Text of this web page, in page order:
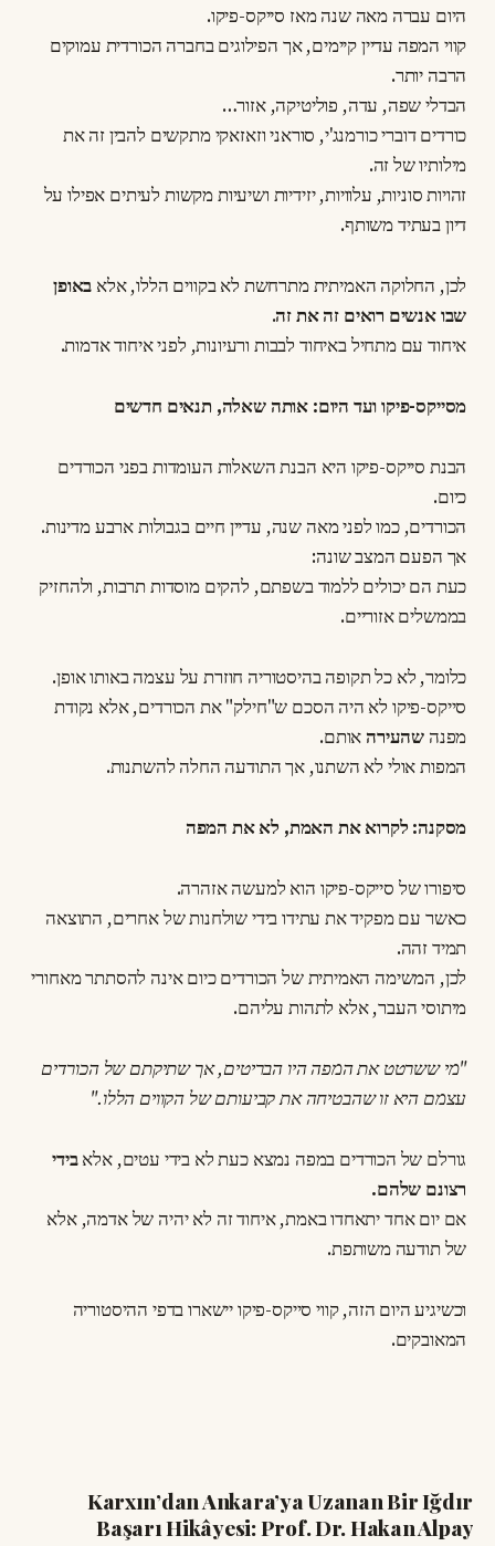
היום עברה מאה שנה מאז סייקס-פיקו.
קווי המפה עדיין קיימים, אך הפילוגים בחברה הכורדית עמוקים
הרבה יותר.
הבדלי שפה, עדה, פוליטיקה, אזור…
כורדים דוברי כורמנג'י, סוראני וזאזאקי מתקשים להבין זה את
מילותיו של זה.
זהויות סוניות, עלוויות, יזידיות ושיעיות מקשות לעיתים אפילו על
דיון בעתיד משותף.
לכן, החלוקה האמיתית מתרחשת לא בקווים הללו, אלא באופן
שבו אנשים רואים זה את זה.
איחוד עם מתחיל באיחוד לבבות ורעיונות, לפני איחוד אדמות.
מסייקס-פיקו ועד היום: אותה שאלה, תנאים חדשים
הבנת סייקס-פיקו היא הבנת השאלות העומדות בפני הכורדים
כיום.
הכורדים, כמו לפני מאה שנה, עדיין חיים בגבולות ארבע מדינות.
אך הפעם המצב שונה:
כעת הם יכולים ללמוד בשפתם, להקים מוסדות תרבות, ולהחזיק
בממשלים אזוריים.
כלומר, לא כל תקופה בהיסטוריה חוזרת על עצמה באותו אופן.
סייקס-פיקו לא היה הסכם ש"חילק" את הכורדים, אלא נקודת
מפנה שהעירהאותם.
המפות אולי לא השתנו, אך התודעה החלה להשתנות.
מסקנה: לקרוא את האמת, לא את המפה
סיפורו של סייקס-פיקו הוא למעשה אזהרה.
כאשר עם מפקיד את עתידו בידי שולחנות של אחרים, התוצאה
תמיד זהה.
לכן, המשימה האמיתית של הכורדים כיום אינה להסתתר מאחורי
מיתוסי העבר, אלא לתהות עליהם.
"מי ששרטט את המפה היו הבריטים, אך שתיקתם של הכורדים
עצמם היא זו שהבטיחה את קביעותם של הקווים הללו."
גורלם של הכורדים במפה נמצא כעת לא בידי עטים, אלאבידי
רצונם שלהם.
אם יום אחד יתאחדו באמת, איחוד זה לא יהיה של אדמה, אלא
של תודעה משותפת.
וכשיגיע היום הזה, קווי סייקס-פיקו יישארו בדפי ההיסטוריה
המאובקים.
Karxın’dan Ankara’ya Uzanan Bir Iğdır
Başarı Hikâyesi: Prof. Dr. Hakan Alpay